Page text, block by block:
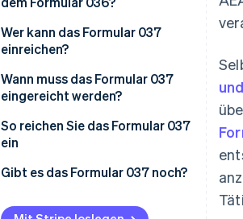
Wer kann das Formular 037
einreichen?
Wann muss das Formular 037
eingereicht werden?
So reichen Sie das Formular 037
ein
Gibt es das Formular 037 noch?